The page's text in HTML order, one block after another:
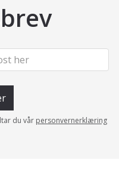
du vår personvernerklæring